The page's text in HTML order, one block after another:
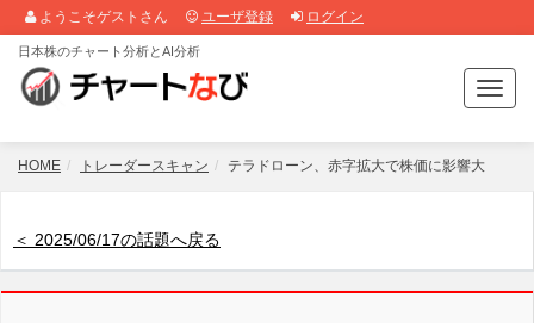
ようこそゲストさん ユーザ登録 ログイン
T
o
g
日本株のチャート分析とAI分析
HOME トレーダースキャン テラドローン、赤字拡大で株価に影響大
＜ 2025/06/17の話題へ戻る